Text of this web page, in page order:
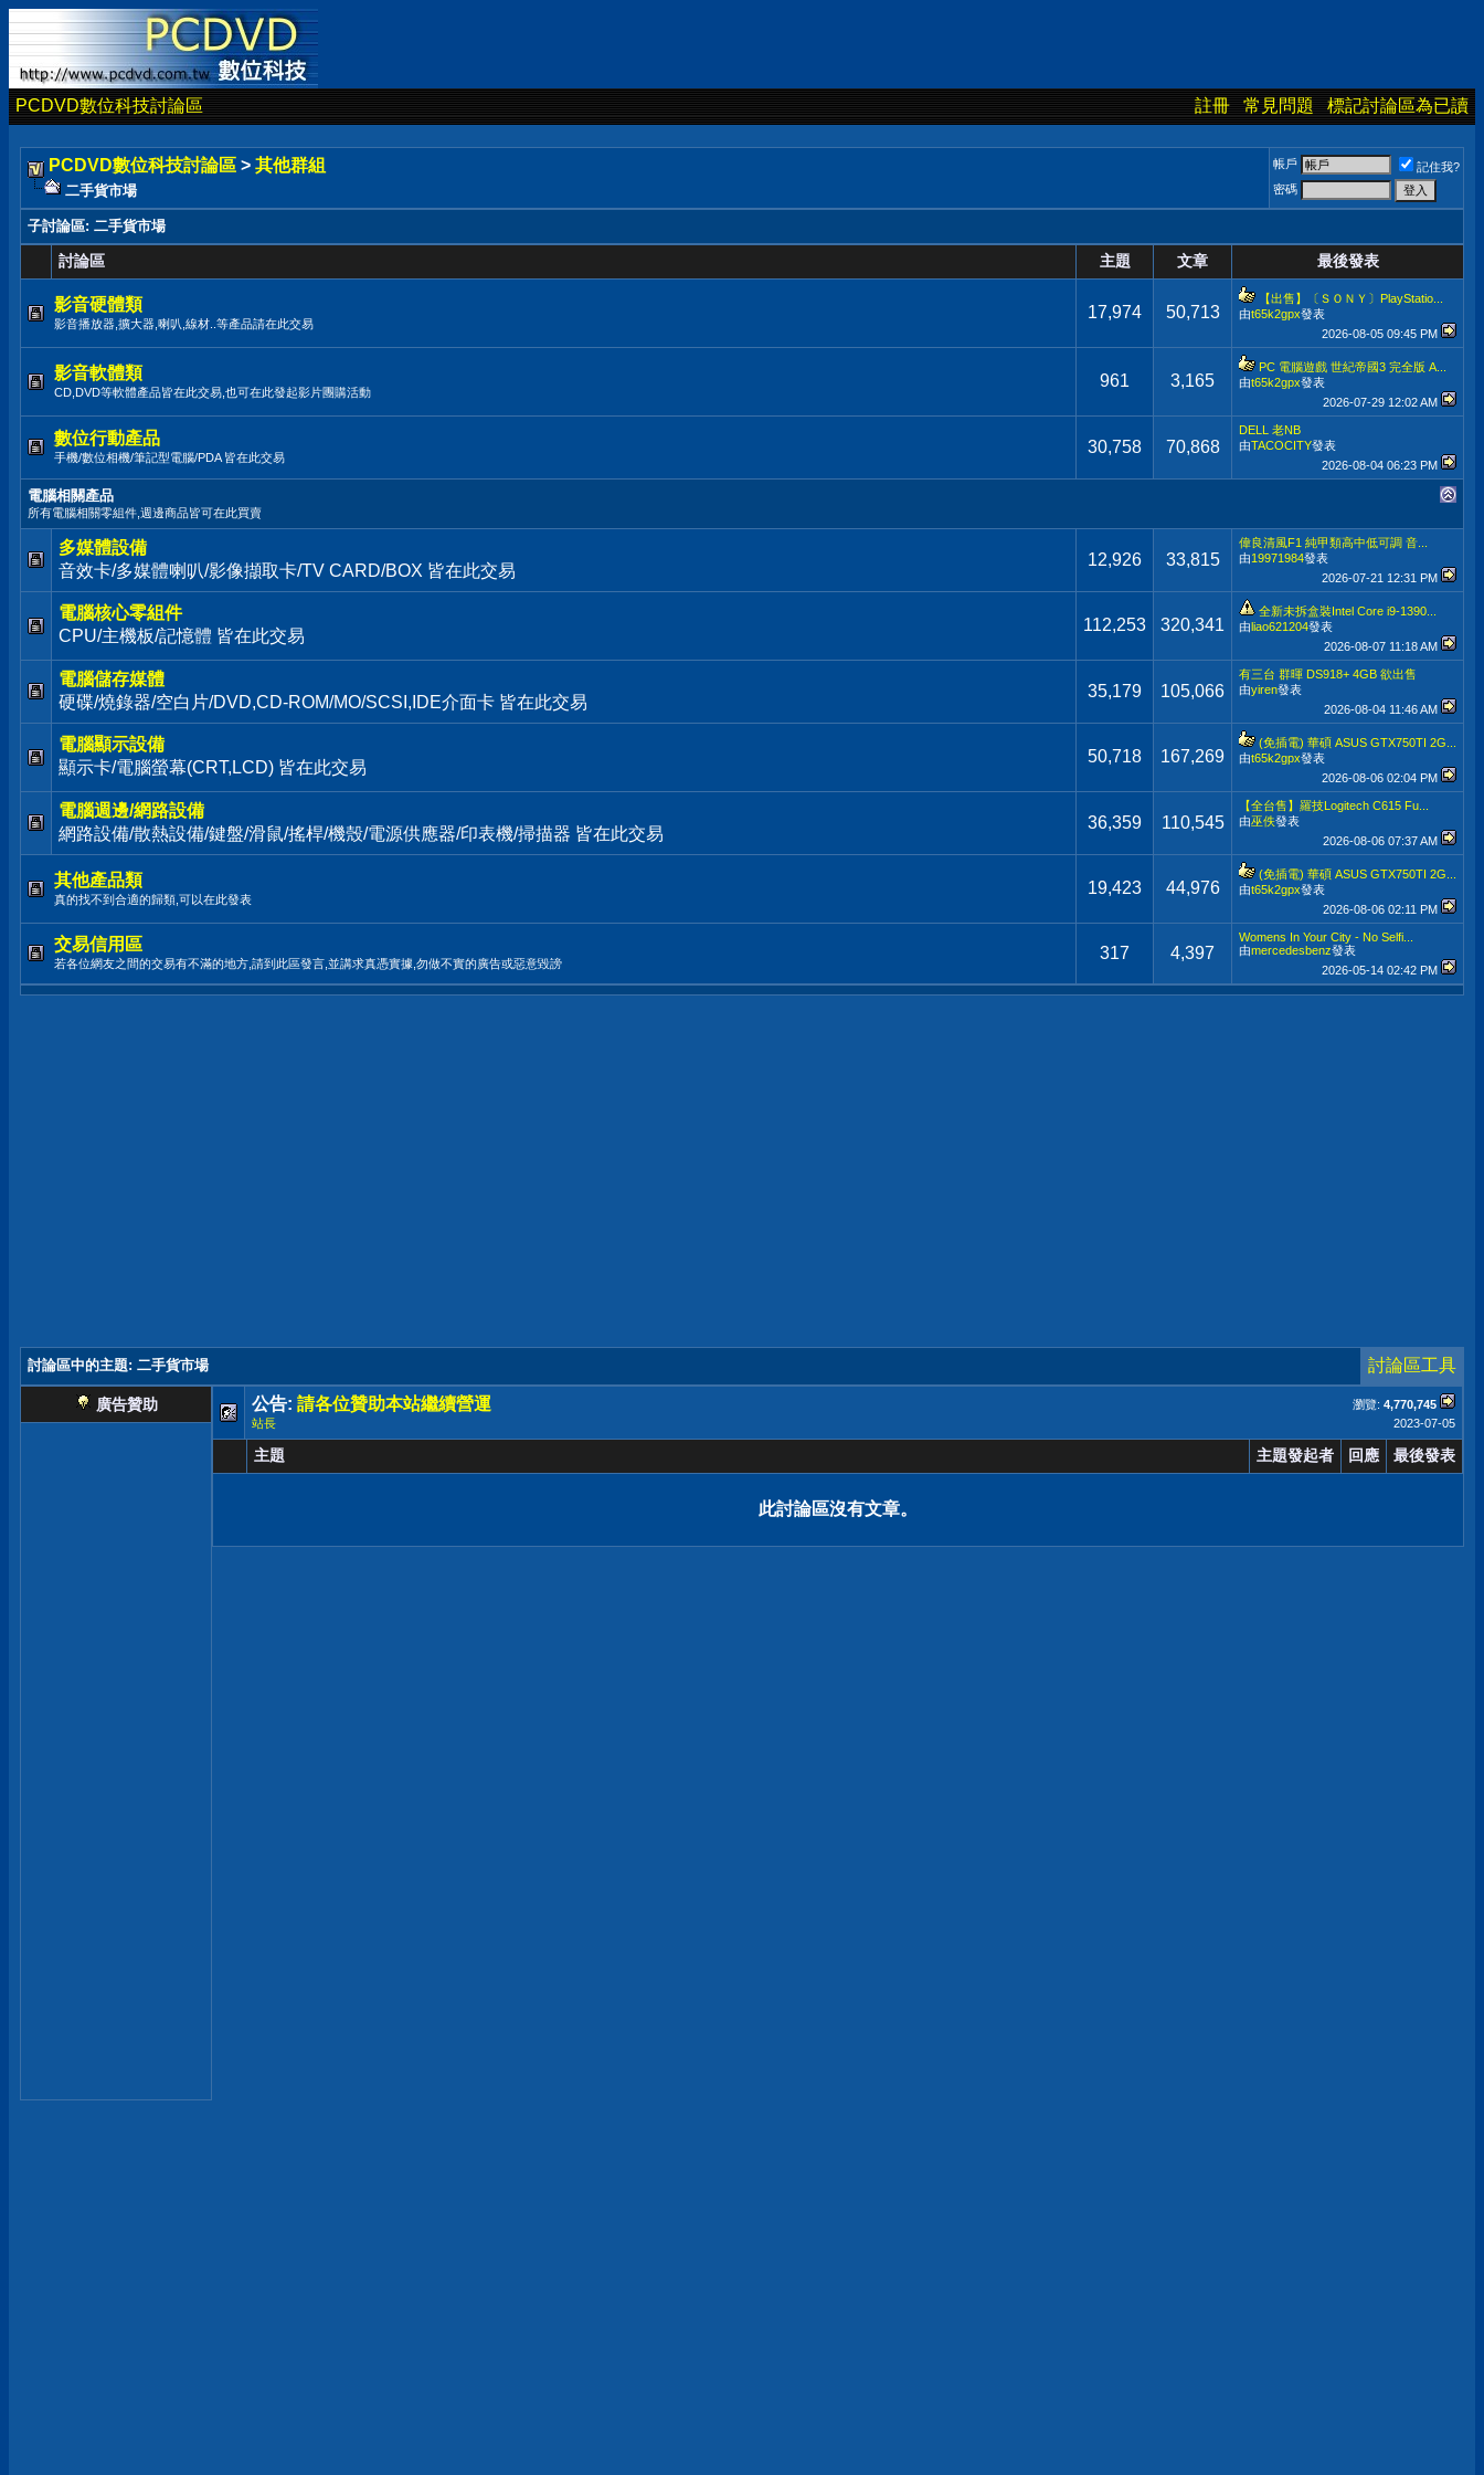
PCDVD數位科技討論區 註冊 常見問題 標記討論區為已讀
PCDVD數位科技討論區 > 其他群組
二手貨市場
帳戶
記住我?
密碼
子討論區: 二手貨市場
討論區 主題 文章 最後發表
影音硬體類
影音播放器,擴大器,喇叭,線材..等產品請在此交易
17,974 50,713
【出售】〔ＳＯＮＹ〕PlayStatio...
由t65k2gpx發表
2026-08-05 09:45 PM
影音軟體類
CD,DVD等軟體產品皆在此交易,也可在此發起影片團購活動
961 3,165
PC 電腦遊戲 世紀帝國3 完全版 A...
由t65k2gpx發表
2026-07-29 12:02 AM
數位行動產品
手機/數位相機/筆記型電腦/PDA 皆在此交易
30,758 70,868
DELL 老NB
由TACOCITY發表
2026-08-04 06:23 PM
電腦相關產品
所有電腦相關零組件,週邊商品皆可在此買賣
多媒體設備
音效卡/多媒體喇叭/影像擷取卡/TV CARD/BOX 皆在此交易
12,926 33,815
偉良清風F1 純甲類高中低可調 音...
由19971984發表
2026-07-21 12:31 PM
電腦核心零組件
CPU/主機板/記憶體 皆在此交易
112,253 320,341
全新未拆盒裝Intel Core i9-1390...
由liao621204發表
2026-08-07 11:18 AM
電腦儲存媒體
硬碟/燒錄器/空白片/DVD,CD-ROM/MO/SCSI,IDE介面卡 皆在此交易
35,179 105,066
有三台 群暉 DS918+ 4GB 欲出售
由yiren發表
2026-08-04 11:46 AM
電腦顯示設備
顯示卡/電腦螢幕(CRT,LCD) 皆在此交易
50,718 167,269
(免插電) 華碩 ASUS GTX750TI 2G...
由t65k2gpx發表
2026-08-06 02:04 PM
電腦週邊/網路設備
網路設備/散熱設備/鍵盤/滑鼠/搖桿/機殼/電源供應器/印表機/掃描器 皆在此交易
36,359 110,545
【全台售】羅技Logitech C615 Fu...
由巫佚發表
2026-08-06 07:37 AM
其他產品類
真的找不到合適的歸類,可以在此發表
19,423 44,976
(免插電) 華碩 ASUS GTX750TI 2G...
由t65k2gpx發表
2026-08-06 02:11 PM
交易信用區
若各位網友之間的交易有不滿的地方,請到此區發言,並講求真憑實據,勿做不實的廣告或惡意毀謗
317 4,397
Womens In Your City - No Selfi...
由mercedesbenz發表
2026-05-14 02:42 PM
討論區中的主題: 二手貨市場 討論區工具
廣告贊助 瀏覽: 4,770,745
公告: 請各位贊助本站繼續營運
2023-07-05
站長
主題 主題發起者 回應 最後發表
此討論區沒有文章。